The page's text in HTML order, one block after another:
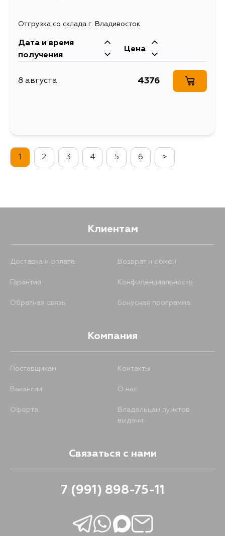
Отгрузка со склада г. Владивосток
Дата и время
получения
Цена
8 августа 4376
1 2 3 4 5 6 >
Клиентам
Доставка и оплата Возврат и обмен
Гарантия Конфиденциальность
Обратная связь Бонусная программа
Компания
Поставщикам Контакты
Вакансии О нас
Оферта
Владельцам пунктов
выдачи
Связаться с нами
7 (991) 898-75-11